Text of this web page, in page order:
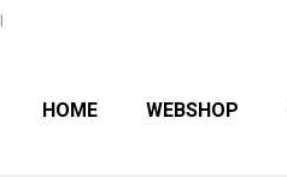
HOME WEBSHOP